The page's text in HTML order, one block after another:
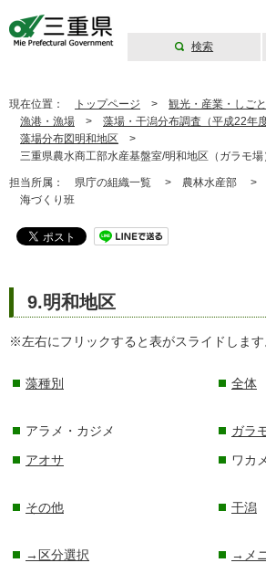
検索
現在位置： トップページ > 観光・産業・しごと
漁港・漁場 > 藻場・干潟分布調査（平成22年度
藻場分布図明和地区 >
三重県農水商工部水産基盤室/明和地区（ガラモ場
担当所属： 県庁の組織一覧 > 農林水産部 >
海づくり班
9.明和地区
※左右にフリックすると表がスライドします
藻種別 全体
アラメ・カジメ
アオサ
ガラ
ワカ
その他 干潟
→区分選択 →メ